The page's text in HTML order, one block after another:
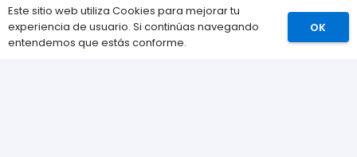
Consolas
Accesorios para tu PS5
Este sitio web utiliza Cookies para mejorar tu
experiencia de usuario. Si continúas navegando
entendemos que estás conforme.
OK